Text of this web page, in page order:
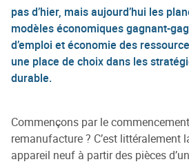
pas d’hier, mais aujourd’hui les
modèles économiques gagnant-
d’emploi et économie des
une place de choix dans les
durable.
Commençons par le
remanufacture ? C’est littéralement
appareil neuf à partir des pièces